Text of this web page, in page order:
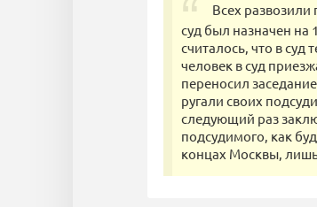
Всех
суд был назначен на
считалось, что в суд
человек в суд
переносил
ругали своих
следующий раз
подсудимого, как
концах Москвы,